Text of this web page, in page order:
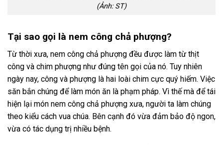
(Ảnh: ST)
Tại sao gọi là nem công chả phượng?
Từ thời xưa, nem công chả phượng đều được làm từ thịt
công và chim phượng như đúng tên gọi của nó. Tuy nhiên
ngày nay, công và phượng là hai loài chim cực quý hiếm. Việc
săn bắn chúng để làm món ăn là phạm pháp. Vì thế mà để tái
hiện lại món nem công chả phượng xưa, người ta làm chúng
theo kiểu cách vua chúa. Bên cạnh đó vừa đảm bảo độ ngon,
vừa có tác dụng trị nhiều bệnh.